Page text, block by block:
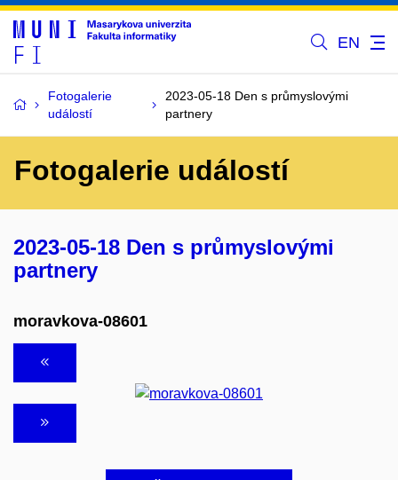
EN
Fotogalerie
událostí
2023-05-18 Den s průmyslovými
partnery
Fotogalerie událostí
2023-05-18 Den s průmyslovými
partnery
moravkova-08601